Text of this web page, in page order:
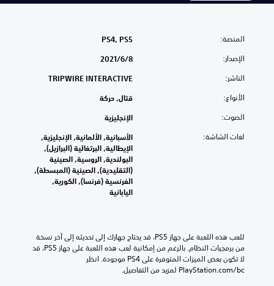
المنصة: PS4, PS5
الإصدار:
الناشر: TRIPWIRE INTERACTIVE
الأنواع: قتال, حركة
الصوت: الإنجليزية
لغات الشاشة:
الأسبانية, الألمانية, الإنجليزية,
الإيطالية, البرتغالية (البرازيل),
البولندية, الروسية, الصينية
(التقليدية), الصينية (المبسطة),
الفرنسية (فرنسا), الكورية,
اليابانية
للعب هذه اللعبة على جهاز PS5، قد يحتاج جهازك إلى تحديثه إلى آخر نسخة
من برمجيات النظام. بالرغم من إمكانية لعب هذه اللعبة على جهاز PS5، قد
لا تكون بعض الميزات المتوفرة على PS4 موجودة. انظر
‎PlayStation.com/bc لمزيد من التفاصيل.